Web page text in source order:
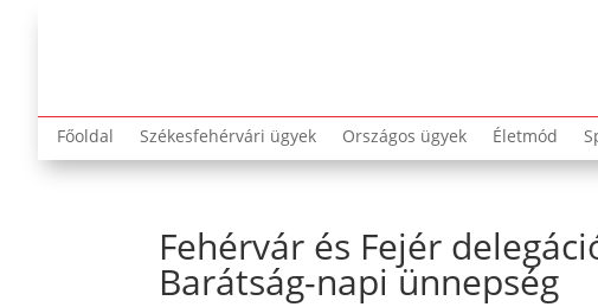
Főoldal Székesfehérvári ügyek Országos ügyek Életmód
Fehérvár és Fejér
Barátság-napi ünnepség